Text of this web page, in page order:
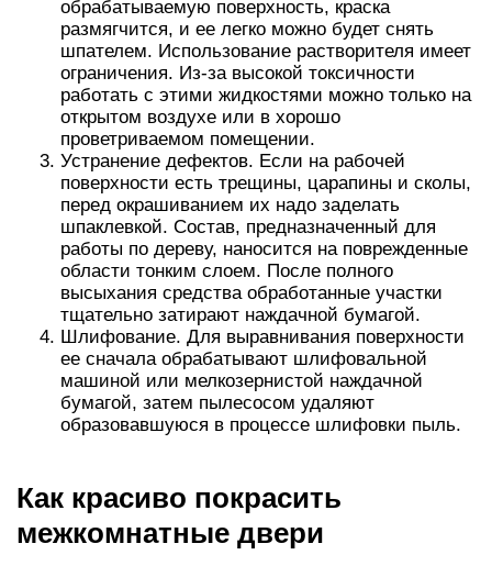
обрабатываемую поверхность, краска
размягчится, и ее легко можно будет снять
шпателем. Использование растворителя имеет
ограничения. Из-за высокой токсичности
работать с этими жидкостями можно только на
открытом воздухе или в хорошо
проветриваемом помещении.
Устранение дефектов. Если на рабочей
поверхности есть трещины, царапины и сколы,
перед окрашиванием их надо заделать
шпаклевкой. Состав, предназначенный для
работы по дереву, наносится на поврежденные
области тонким слоем. После полного
высыхания средства обработанные участки
тщательно затирают наждачной бумагой.
Шлифование. Для выравнивания поверхности
ее сначала обрабатывают шлифовальной
машиной или мелкозернистой наждачной
бумагой, затем пылесосом удаляют
образовавшуюся в процессе шлифовки пыль.
Как красиво покрасить
межкомнатные двери